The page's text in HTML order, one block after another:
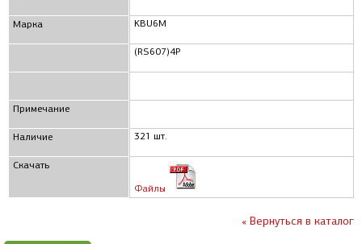
Марка
Примечание
Наличие
Скачать
KBU6M
(RS607)4P
321 шт.
Файлы
« Вернуться в каталог